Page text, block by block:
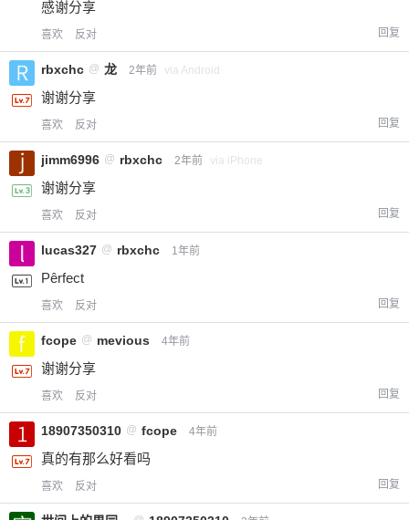
感谢分享
喜欢 反对 回复
rbxchc @ 龙 2年前 via Android
谢谢分享
喜欢 反对 回复
jimm6996 @ rbxchc 2年前 via iPhone
谢谢分享
喜欢 反对 回复
lucas327 @ rbxchc 1年前
Pêrfect
喜欢 反对 回复
fcope @ mevious 4年前
谢谢分享
喜欢 反对 回复
18907350310 @ fcope 4年前
真的有那么好看吗
喜欢 反对 回复